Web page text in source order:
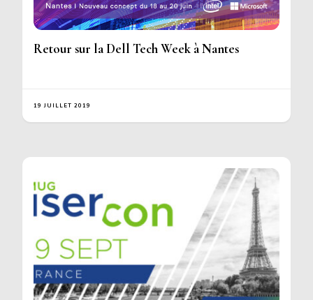
Retour sur la Dell Tech Week à Nantes
19 JUILLET 2019